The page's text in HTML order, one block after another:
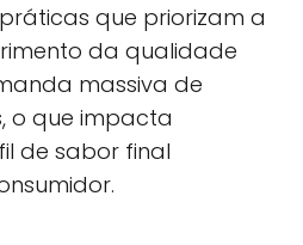
que priorizam a
da qualidade
massiva de
o que impacta
de sabor final